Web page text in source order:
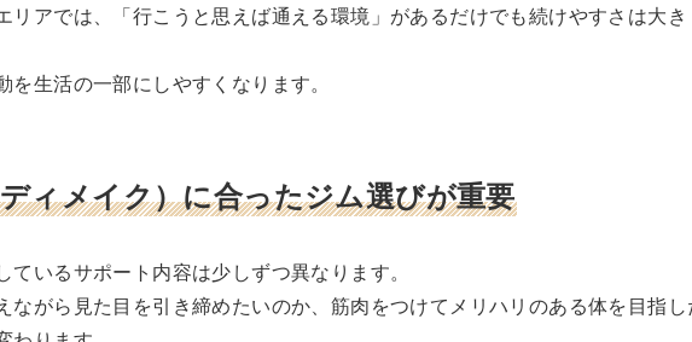
リアでは、「行こうと思えば通える環境」があるだけでも続けやすさは大
生活の一部にしやすくなります。
ィメイク）に合ったジム選びが重要
いるサポート内容は少しずつ異なります。
ながら見た目を引き締めたいのか、筋肉をつけてメリハリのある体を目指